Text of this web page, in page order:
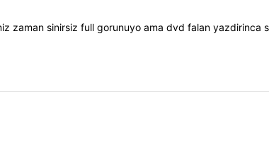
sinirsiz full gorunuyo ama dvd falan yazdirinca